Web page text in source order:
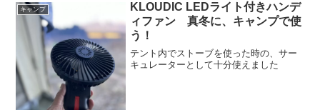
キャンプ
KLOUDIC LEDライト付きハンデ
ィファン 真冬に、キャンプで使
う！
テント内でストーブを使った時の、サー
キュレーターとして十分使えました